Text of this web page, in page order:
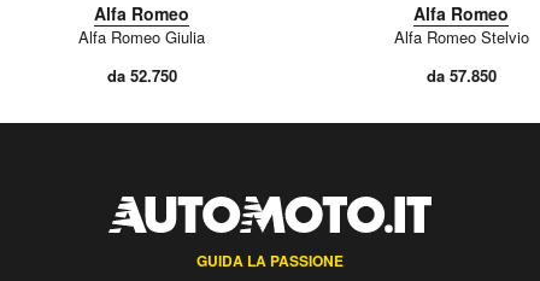
Alfa Romeo
Alfa Romeo Giulia
da 52.750
Alfa Romeo
Alfa Romeo Stelvio
da 57.850
GUIDA LA PASSIONE